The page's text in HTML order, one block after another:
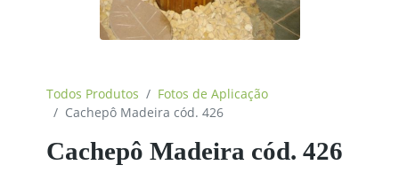
Todos Produtos
Fotos de Aplicação
Cachepô Madeira cód. 426
Cachepô Madeira cód. 426